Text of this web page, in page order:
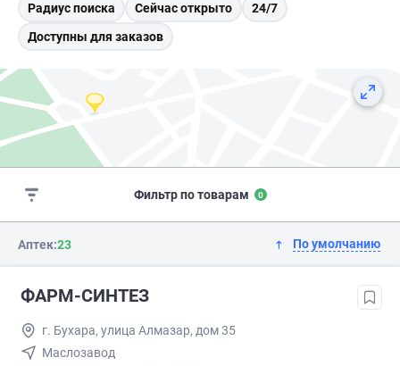
Радиус поиска Сейчас открыто
24/7
Доступны для заказов
Фильтр по товарам 0
Аптек:23 По умолчанию
ФАРМ-СИHТЕЗ
г. Бухара, улица Алмазар, дом 35
Маслозавод